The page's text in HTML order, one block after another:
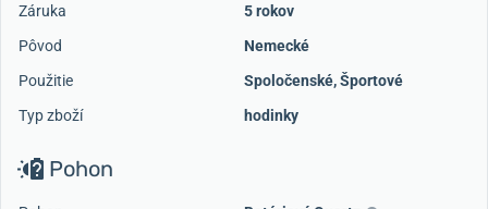
Záruka
5 rokov
Pôvod
Nemecké
Použitie
Spoločenské,Športové
Typ zboží
hodinky
Pohon